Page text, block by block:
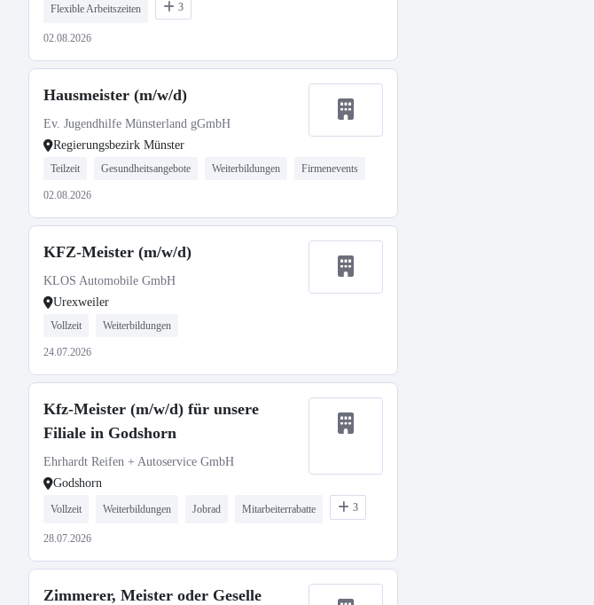
Flexible Arbeitszeiten 3
02.08.2026
Hausmeister (m/w/d)
Ev. Jugendhilfe Münsterland gGmbH
Regierungsbezirk Münster
Teilzeit Gesundheitsangebote Weiterbildungen Firmenevents
02.08.2026
KFZ-Meister (m/w/d)
KLOS Automobile GmbH
Urexweiler
Vollzeit Weiterbildungen
24.07.2026
Kfz-Meister (m/w/d) für unsere
Filiale in Godshorn
Ehrhardt Reifen + Autoservice GmbH
Godshorn
Vollzeit Weiterbildungen Jobrad Mitarbeiterrabatte 3
28.07.2026
Zimmerer, Meister oder Geselle